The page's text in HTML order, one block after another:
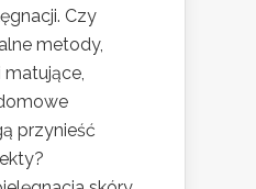
Czy
metody,
matujące,
przynieść